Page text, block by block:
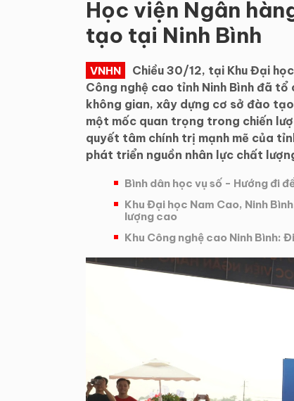
Học viện Ngân
tạo tại Ninh Bình
VNHN
Chiều 30/12, tại Khu Đại
Công nghệ cao tỉnh Ninh Bình đã
không gian, xây dựng cơ sở đào
một mốc quan trọng trong chiến
quyết tâm chính trị mạnh mẽ của
phát triển nguồn nhân lực chất
Bình dân học vụ số - Hướng đi
Khu Đại học Nam Cao, Ninh
lượng cao
Khu Công nghệ cao Ninh Bình: